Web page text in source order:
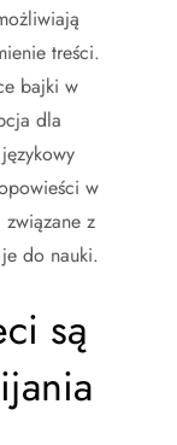
treści.
bajki w
dla
w
z
do nauki.
są